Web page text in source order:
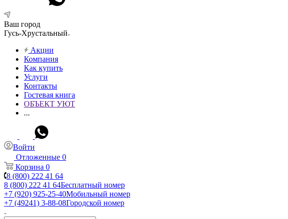
Ваш город
Гусь-Хрустальный
Акции
Компания
Как купить
Услуги
Контакты
Гостевая книга
ОБЪЕКТ УЮТ
...
Войти
Отложенные 0
Корзина 0
8 (800) 222 41 64
8 (800) 222 41 64Бесплатный номер
+7 (920) 925-25-40Мобильный номер
+7 (49241) 3-88-08Городской номер